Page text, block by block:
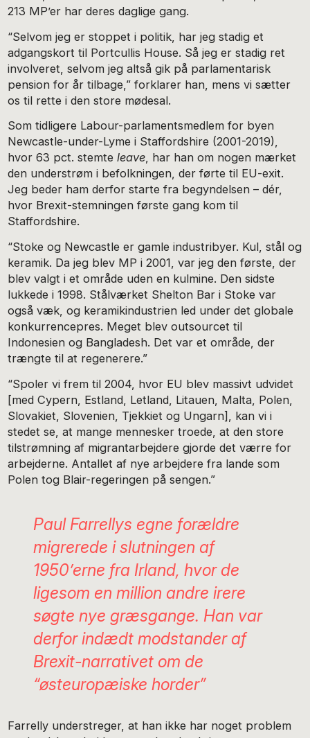
213 MP’er har deres daglige gang.
“Selvom jeg er stoppet i politik, har jeg stadig et
adgangskort til Portcullis House. Så jeg er stadig ret
involveret, selvom jeg altså gik på parlamentarisk
pension for år tilbage,” forklarer han, mens vi sætter
os til rette i den store mødesal.
Som tidligere Labour-parlamentsmedlem for byen
Newcastle-under-Lyme i Staffordshire (2001-2019),
hvor 63 pct. stemteleave, har han om nogen mærket
den understrøm i befolkningen, der førte til EU-exit.
Jeg beder ham derfor starte fra begyndelsen – dér,
hvor Brexit-stemningen første gang kom til
Staffordshire.
“Stoke og Newcastle er gamle industribyer. Kul, stål og
keramik. Da jeg blev MP i 2001, var jeg den første, der
blev valgt i et område uden en kulmine. Den sidste
lukkede i 1998. Stålværket Shelton Bar i Stoke var
også væk, og keramikindustrien led under det globale
konkurrencepres. Meget blev outsourcet til
Indonesien og Bangladesh. Det var et område, der
trængte til at regenerere.”
“Spoler vi frem til 2004, hvor EU blev massivt udvidet
[med Cypern, Estland, Letland, Litauen, Malta, Polen,
Slovakiet, Slovenien, Tjekkiet og Ungarn], kan vi i
stedet se, at mange mennesker troede, at den store
tilstrømning af migrantarbejdere gjorde det værre for
arbejderne. Antallet af nye arbejdere fra lande som
Polen tog Blair-regeringen på sengen.”
Paul Farrellys egne forældre
migrerede i slutningen af
1950’erne fra Irland, hvor de
ligesom en million andre irere
søgte nye græsgange. Han var
derfor indædt modstander af
Brexit-narrativet om de
“østeuropæiske horder”
Farrelly understreger, at han ikke har noget problem